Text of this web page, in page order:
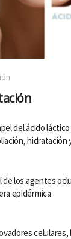
del ácido
hidratación
de los agentes
epidérmica